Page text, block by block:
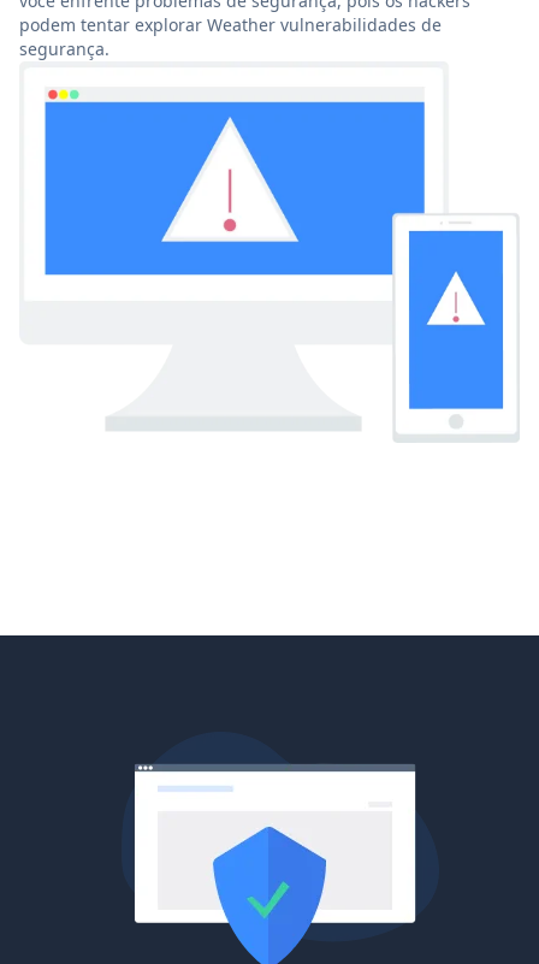
podem tentar explorar Weather vulnerabilidades de
segurança.